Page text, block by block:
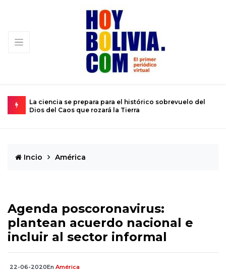
sobrevuelo del
El calvario de un joven atrapado en el
de 12 años
Incio América
Agenda poscoronavirus:
plantean acuerdo nacional e
incluir al sector informal
22-06-2020En América